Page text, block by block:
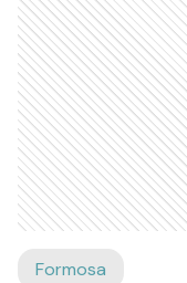
Formosa